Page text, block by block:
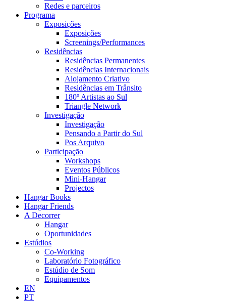
Redes e parceiros
Programa
Exposições
Exposições
Screenings/Performances
Residências
Residências Permanentes
Residências Internacionais
Alojamento Criativo
Residências em Trânsito
180º Artistas ao Sul
Triangle Network
Investigação
Investigação
Pensando a Partir do Sul
Pos Arquivo
Participação
Workshops
Eventos Públicos
Mini-Hangar
Projectos
Hangar Books
Hangar Friends
A Decorrer
Hangar
Oportunidades
Estúdios
Co-Working
Laboratório Fotográfico
Estúdio de Som
Equipamentos
EN
PT